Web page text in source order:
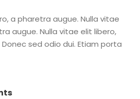
a pharetra augue. Nulla vitae
augue. Nulla vitae elit libero,
sed odio dui. Etiam porta